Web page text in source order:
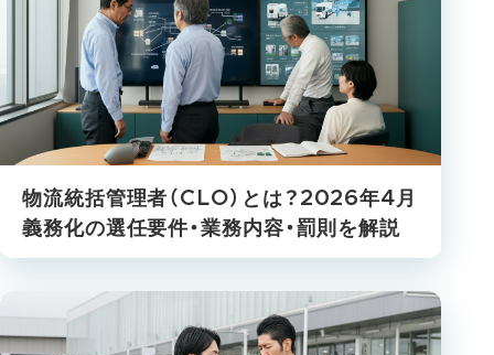
物流統括管理者（CLO）とは？2026年4月
義務化の選任要件・業務内容・罰則を解説